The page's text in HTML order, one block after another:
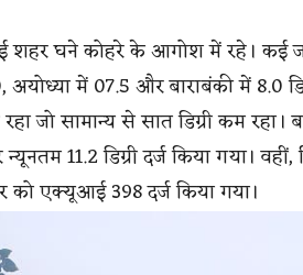
शहर घने कोहरे के आगोश में रहे। कई
में 07.5 और बाराबंकी में 8.0
रहा जो सामान्य से सात डिग्री कम
न्यूनतम 11.2 डिग्री दर्ज किया गया।
को एक्यूआई 398 दर्ज किया गया।